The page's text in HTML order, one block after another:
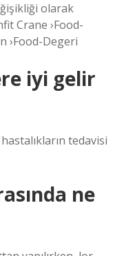
olarak
Crane ›Food-
›Food-Degeri
iyi gelir
tedavisi
ne